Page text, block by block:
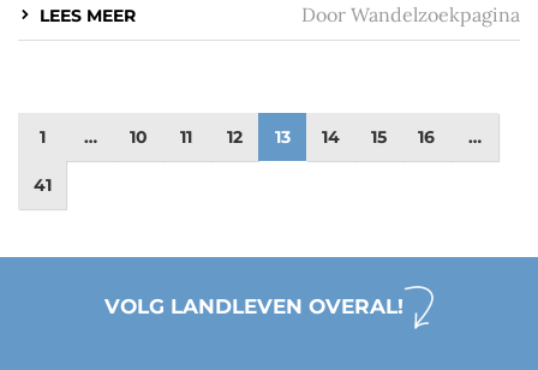
LEES MEER Door Wandelzoekpagina
1 … 10 11 12 13 14 15 16 …
41
VOLG LANDLEVEN OVERAL!